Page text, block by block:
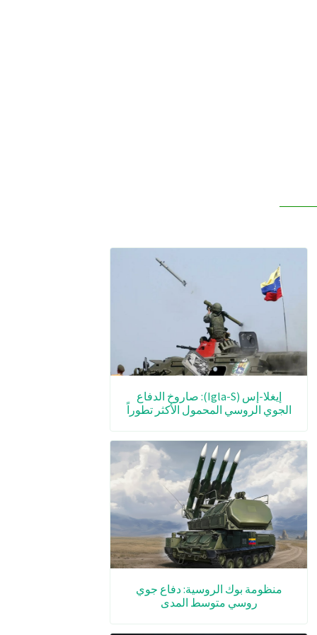
إيغلا-إس (Igla-S): صاروخ الدفاع
الجوي الروسي المحمول الأكثر تطوراً
منظومة بوك الروسية: دفاع جوي
روسي متوسط المدى